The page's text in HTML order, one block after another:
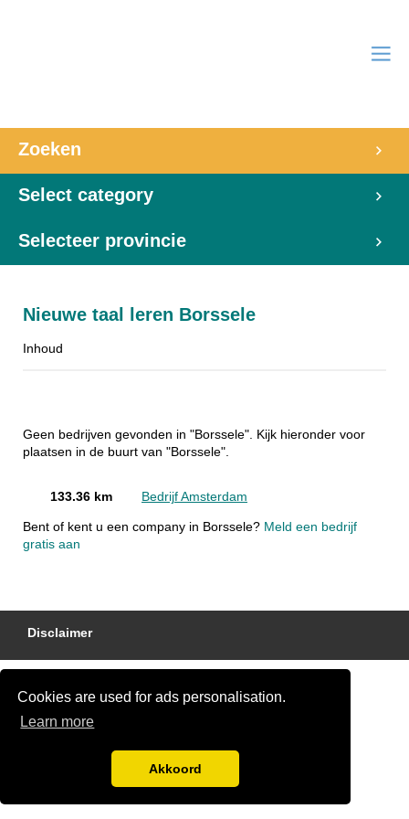
Cookies are used for ads personalisation.
Learn more
Akkoord
Zoeken
Select category
Selecteer provincie
Nieuwe taal leren Borssele
Inhoud
Geen bedrijven gevonden in "Borssele". Kijk hieronder voor
plaatsen in de buurt van "Borssele".
133.36 km Bedrijf Amsterdam
Bent of kent u een company in Borssele? Meld een bedrijf
gratis aan
Disclaimer